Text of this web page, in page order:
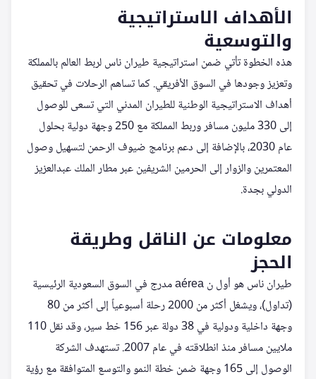
الأهداف الاستراتيجية
والتوسعية
هذه الخطوة تأتي ضمن استراتيجية طيران ناس لربط العالم بالمملكة
وتعزيز وجودها في السوق الأفريقي. كما تساهم الرحلات في تحقيق
أهداف الاستراتيجية الوطنية للطيران المدني التي تسعى للوصول
إلى 330 مليون مسافر وربط المملكة مع 250 وجهة دولية بحلول
عام 2030، بالإضافة إلى دعم برنامج ضيوف الرحمن لتسهيل وصول
المعتمرين والزوار إلى الحرمين الشريفين عبر مطار الملك عبدالعزيز
الدولي بجدة.
معلومات عن الناقل وطريقة
الحجز
طيران ناس هو أول ن aérea مدرج في السوق السعودية الرئيسية
(تداول)، ويشغل أكثر من 2000 رحلة أسبوعياً إلى أكثر من 80
وجهة داخلية ودولية في 38 دولة عبر 156 خط سير، وقد نقل 110
ملايين مسافر منذ انطلاقته في عام 2007. تستهدف الشركة
الوصول إلى 165 وجهة ضمن خطة النمو والتوسع المتوافقة مع رؤية